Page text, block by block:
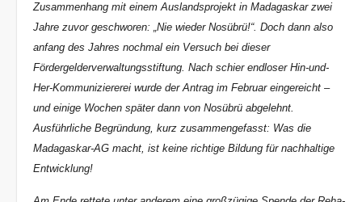
Zusammenhang mit einem Auslandsprojekt in Madagaskar zwei
Jahre zuvor geschworen: „Nie wieder Nosübrü!“. Doch dann also
anfang des Jahres nochmal ein Versuch bei dieser
Fördergelderverwaltungsstiftung. Nach schier endloser Hin-und-
Her-Kommuniziererei wurde der Antrag im Februar eingereicht –
und einige Wochen später dann von Nosübrü abgelehnt.
Ausführliche Begründung, kurz zusammengefasst: Was die
Madagaskar-AG macht, ist keine richtige Bildung für nachhaltige
Entwicklung!